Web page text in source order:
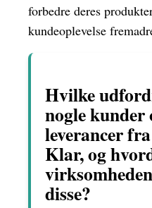
forbedre deres
kundeoplevelse
Hvilke
nogle kunder
leverancer
Klar, og
disse?